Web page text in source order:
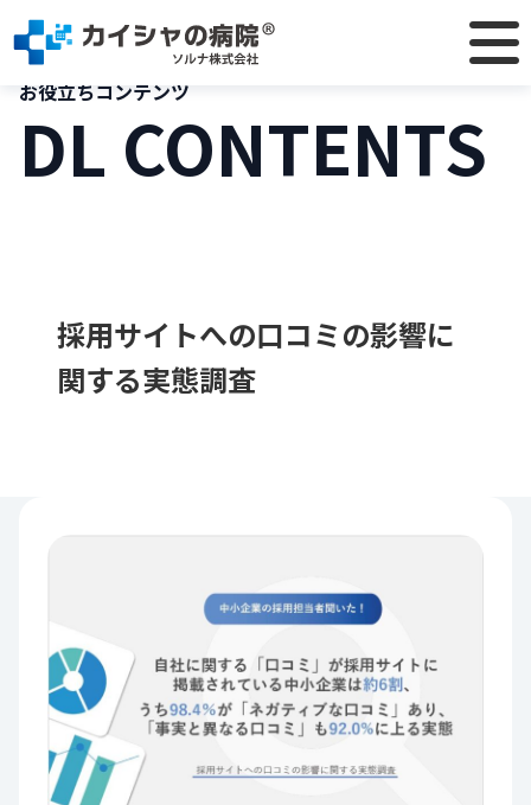
お役立ちコンテンツ
DL CONTENTS
CONTENTS
採用サイトへの口コミの影響に
関する実態調査